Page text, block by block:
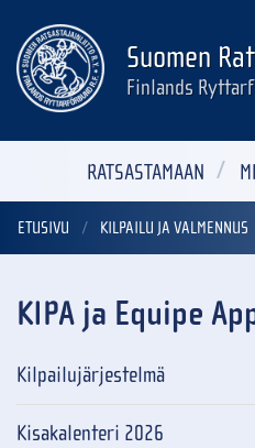
Suomen
Finlands
RATSASTAMAAN
ETUSIVU KILPAILU JA VALMENNUS
KIPA ja Equipe
Kilpailujärjestelmä
Kisakalenteri 2026